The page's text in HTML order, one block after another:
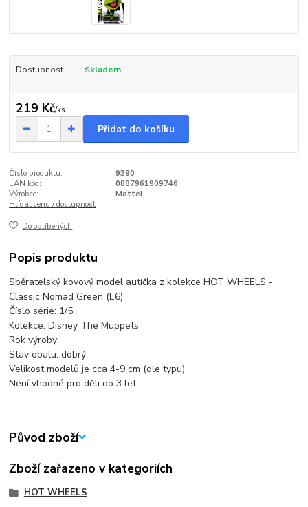
Dostupnost Skladem
219 Kč/ks
Přidat do košíku
Číslo produktu:
9390
EAN kód:
0887961909746
Výrobce:
Mattel
Hlídat cenu / dostupnost
Do oblíbených
Popis produktu
Sběratelský kovový model autíčka z kolekce HOT WHEELS -
Classic Nomad Green (E6)
Číslo série: 1/5
Kolekce: Disney The Muppets
Rok výroby:
Stav obalu: dobrý
Velikost modelů je cca 4-9 cm (dle typu).
Není vhodné pro děti do 3 let.
Původ zboží
Zboží zařazeno v kategoriích
HOT WHEELS